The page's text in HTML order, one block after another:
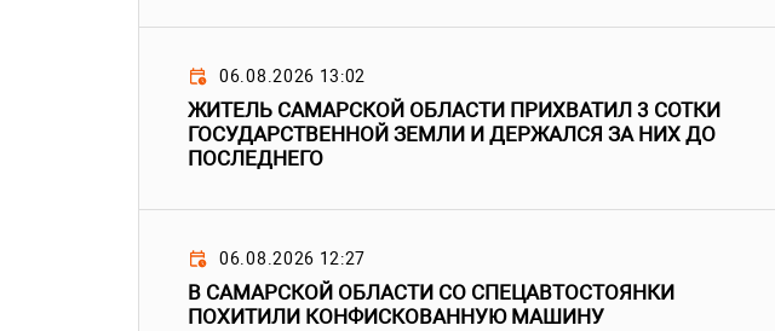
06.08.2026 13:02
ЖИТЕЛЬ САМАРСКОЙ ОБЛАСТИ ПРИХВАТИЛ 3 СОТКИ
ГОСУДАРСТВЕННОЙ ЗЕМЛИ И ДЕРЖАЛСЯ ЗА НИХ ДО
ПОСЛЕДНЕГО
06.08.2026 12:27
В САМАРСКОЙ ОБЛАСТИ СО СПЕЦАВТОСТОЯНКИ
ПОХИТИЛИ КОНФИСКОВАННУЮ МАШИНУ